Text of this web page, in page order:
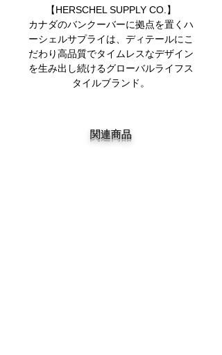
【HERSCHEL SUPPLY CO.】
カナダのバンクーバーに拠点を置くハ
ーシェルサプライは、ディテールにこ
だわり高品質でタイムレスなデザイン
を生み出し続けるグローバルライフス
タイルブランド。
関連商品